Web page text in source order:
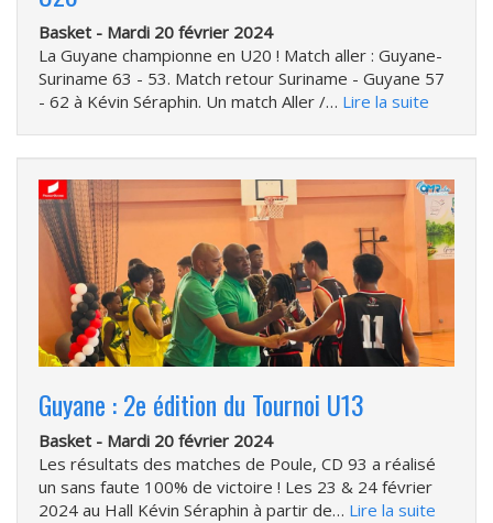
Basket - Mardi 20 février 2024
La Guyane championne en U20 ! Match aller : Guyane-
Suriname 63 - 53. Match retour Suriname - Guyane 57
- 62 à Kévin Séraphin. Un match Aller /… Lire la suite
Guyane : 2e édition du Tournoi U13
Basket - Mardi 20 février 2024
Les résultats des matches de Poule, CD 93 a réalisé
un sans faute 100% de victoire ! Les 23 & 24 février
2024 au Hall Kévin Séraphin à partir de… Lire la suite